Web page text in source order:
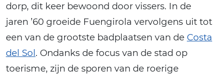
dorp, dit keer bewoond door vissers. In de
jaren ’60 groeide Fuengirola vervolgens uit tot
een van de grootste badplaatsen van de Costa
del Sol. Ondanks de focus van de stad op
toerisme, zijn de sporen van de roerige